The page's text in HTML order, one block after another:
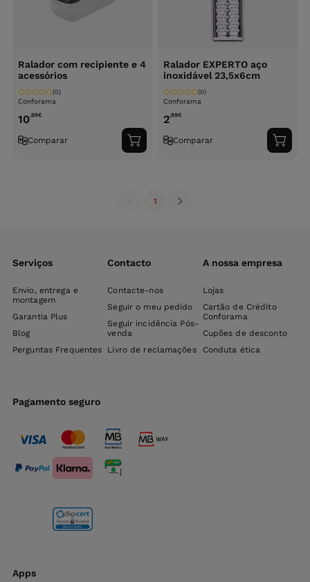
Ralador com recipiente e 4
acessórios
Conforama
(0)
10,99€
Comparar
Adicionar
ao
Ralador EXPERTO aço
inoxidável 23,5x6cm
Conforama
(0)
2,99€
Comparar
ao
1
Serviços
Envio, entrega e
montagem
Garantia Plus
Blog
Perguntas Frequentes
Contacto
Contacte-nos
Seguir o meu pedido
Seguir incidência Pós-
venda
Livro de reclamações
A nossa empresa
Lojas
Cartão de Crédito
Conforama
Cupões de desconto
Conduta ética
Pagamento seguro
Apps